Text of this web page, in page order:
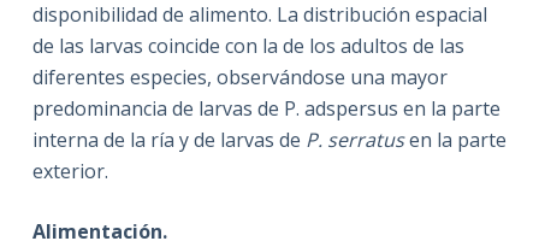
disponibilidad de alimento. La distribución espacial
de las larvas coincide con la de los adultos de las
diferentes especies, observándose una mayor
predominancia de larvas de P. adspersus en la parte
interna de la ría y de larvas de P. serratusen la parte
exterior.
Alimentación.